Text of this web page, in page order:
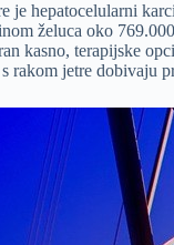
je hepatocelularni
želuca oko
kasno, terapijske
rakom jetre dobivaju